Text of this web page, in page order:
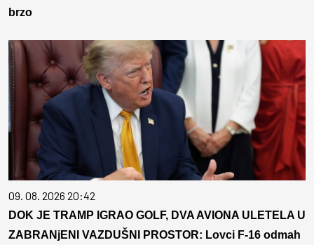
brzo
09. 08. 2026 20:42
DOK JE TRAMP IGRAO GOLF, DVA AVIONA ULETELA U
ZABRANjENI VAZDUŠNI PROSTOR: Lovci F-16 odmah